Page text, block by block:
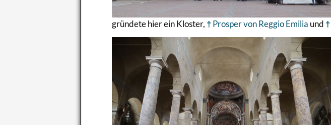
grün­de­te hier ein Klos­ter,
Pros­per von Reg­gio Emi­lia und